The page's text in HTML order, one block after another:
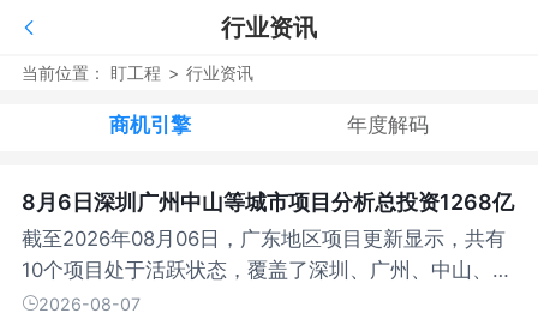
行业资讯
当前位置： 盯工程 > 行业资讯
商机引擎 年度解码
8月6日深圳广州中山等城市项目分析总投资1268亿
截至2026年08月06日，广东地区项目更新显示，共有
10个项目处于活跃状态，覆盖了深圳、广州、中山、云
浮、揭阳等多个城市。从投资规模来看，...
2026-08-07